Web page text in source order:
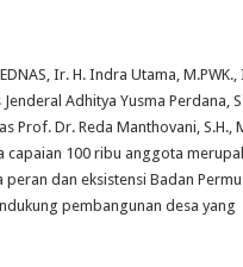
Ir. H. Indra Utama, M.PWK.,
Adhitya Yusma Perdana,
Prof. Dr. Reda Manthovani, S.H.,
capaian 100 ribu anggota
peran dan eksistensi Badan
pembangunan desa yang